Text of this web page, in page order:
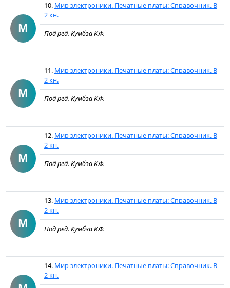
М
10. Мир электроники. Печатные платы: Справочник. В
2 кн.
Под ред. Кумбза К.Ф.
М
11. Мир электроники. Печатные платы: Справочник. В
2 кн.
Под ред. Кумбза К.Ф.
М
12. Мир электроники. Печатные платы: Справочник. В
2 кн.
Под ред. Кумбза К.Ф.
М
13. Мир электроники. Печатные платы: Справочник. В
2 кн.
Под ред. Кумбза К.Ф.
14. Мир электроники. Печатные платы: Справочник. В
2 кн.